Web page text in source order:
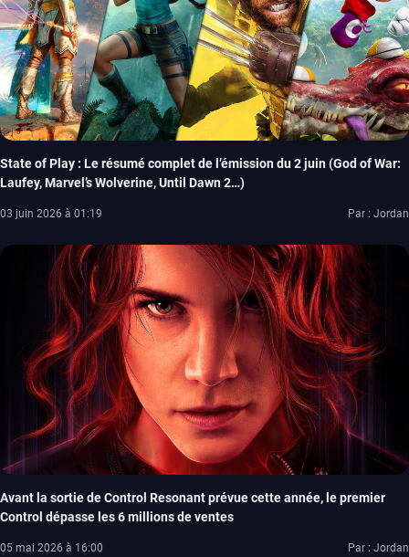
State of Play : Le résumé complet de l’émission du 2 juin (God of War:
Laufey, Marvel’s Wolverine, Until Dawn 2…)
03 juin 2026 à 01:19 Par : Jordan
Avant la sortie de Control Resonant prévue cette année, le premier
Control dépasse les 6 millions de ventes
05 mai 2026 à 16:00 Par : Jordan